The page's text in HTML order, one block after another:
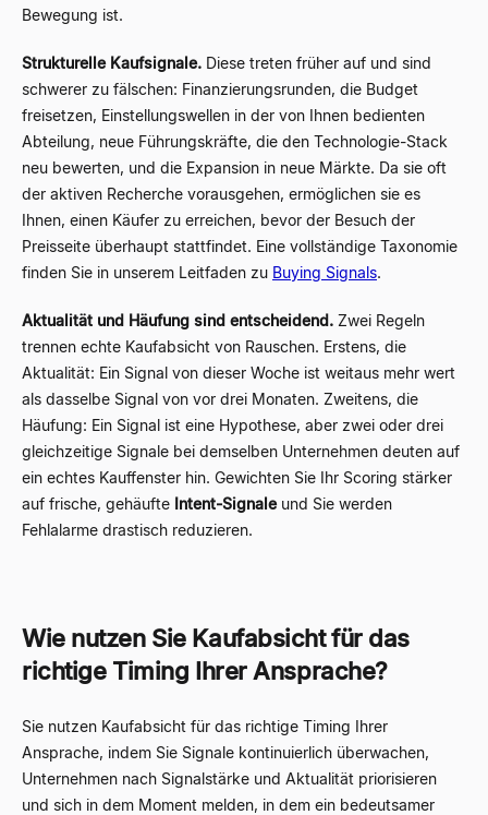
Bewegung ist.
Strukturelle Kaufsignale. Diese treten früher auf und sind
schwerer zu fälschen: Finanzierungsrunden, die Budget
freisetzen, Einstellungswellen in der von Ihnen bedienten
Abteilung, neue Führungskräfte, die den Technologie-Stack
neu bewerten, und die Expansion in neue Märkte. Da sie oft
der aktiven Recherche vorausgehen, ermöglichen sie es
Ihnen, einen Käufer zu erreichen, bevor der Besuch der
Preisseite überhaupt stattfindet. Eine vollständige Taxonomie
finden Sie in unserem Leitfaden zu Buying Signals.
Aktualität und Häufung sind entscheidend. Zwei Regeln
trennen echte Kaufabsicht von Rauschen. Erstens, die
Aktualität: Ein Signal von dieser Woche ist weitaus mehr wert
als dasselbe Signal von vor drei Monaten. Zweitens, die
Häufung: Ein Signal ist eine Hypothese, aber zwei oder drei
gleichzeitige Signale bei demselben Unternehmen deuten auf
ein echtes Kauffenster hin. Gewichten Sie Ihr Scoring stärker
auf frische, gehäufte Intent-Signaleund Sie werden
Fehlalarme drastisch reduzieren.
Wie nutzen Sie Kaufabsicht für das
richtige Timing Ihrer Ansprache?
Sie nutzen Kaufabsicht für das richtige Timing Ihrer
Ansprache, indem Sie Signale kontinuierlich überwachen,
Unternehmen nach Signalstärke und Aktualität priorisieren
und sich in dem Moment melden, in dem ein bedeutsamer